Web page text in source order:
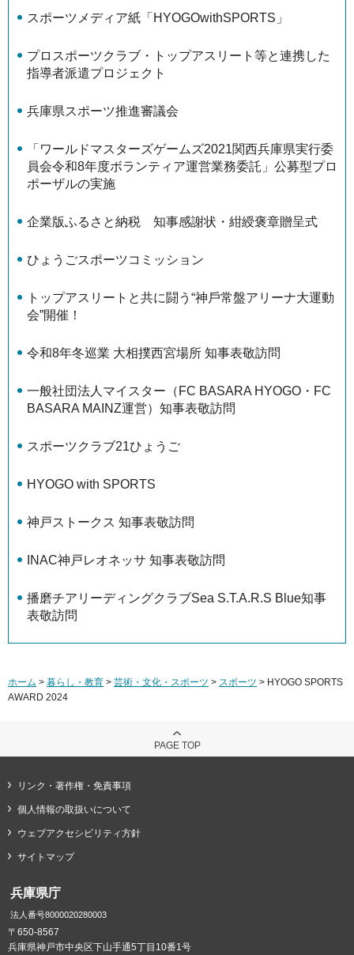
スポーツメディア紙「HYOGOwithSPORTS」
プロスポーツクラブ・トップアスリート等と連携した
指導者派遣プロジェクト
兵庫県スポーツ推進審議会
「ワールドマスターズゲームズ2021関西兵庫県実行委
員会令和8年度ボランティア運営業務委託」公募型プロ
ポーザルの実施
企業版ふるさと納税 知事感謝状・紺綬褒章贈呈式
ひょうごスポーツコミッション
トップアスリートと共に闘う“神⼾常盤アリーナ⼤運動
会”開催！
令和8年冬巡業 大相撲西宮場所 知事表敬訪問
一般社団法人マイスター（FC BASARA HYOGO・FC
BASARA MAINZ運営）知事表敬訪問
スポーツクラブ21ひょうご
HYOGO with SPORTS
神戸ストークス 知事表敬訪問
INAC神戸レオネッサ 知事表敬訪問
播磨チアリーディングクラブSea S.T.A.R.S Blue知事
表敬訪問
ホーム > 暮らし・教育 > 芸術・文化・スポーツ > スポーツ > HYOGO SPORTS
AWARD 2024
PAGE TOP
リンク・著作権・免責事項
個人情報の取扱いについて
ウェブアクセシビリティ方針
サイトマップ
兵庫県庁
法人番号8000020280003
〒650-8567
兵庫県神戸市中央区下山手通5丁目10番1号